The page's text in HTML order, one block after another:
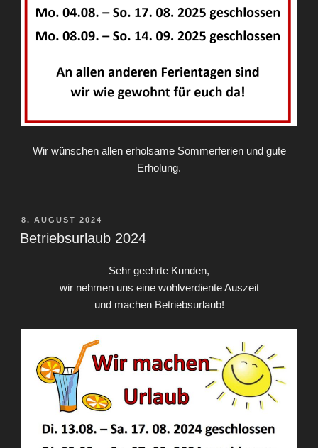
Wir wünschen allen erholsame Sommerferien und gute
Erholung.
VERÖFFENTLICHT
AM
8. AUGUST 2024
Betriebsurlaub 2024
Sehr geehrte Kunden,
wir nehmen uns eine wohlverdiente Auszeit
und machen Betriebsurlaub!